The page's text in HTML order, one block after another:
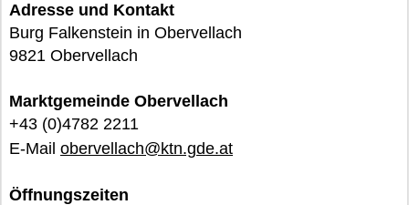
Adresse und Kontakt
Burg Falkenstein in Obervellach
9821 Obervellach
Marktgemeinde Obervellach
+43 (0)4782 2211
E-Mail obervellach@ktn.gde.at
Öffnungszeiten